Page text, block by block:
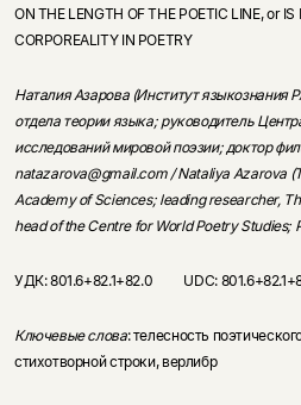
ON THE LENGTH OF THE POETIC LINE, or
CORPOREALITY IN POETRY
Наталия Азарова (Институт языкознания
отдела теории языка; руководитель
исследований мировой поэзии; доктор
natazarova@gmail.com / Nataliya Azarova
Academy of Sciences; leading researcher,
head of the Centre for World Poetry Studies;
УДК: 801.6+82.1+82.0 UDC:
Ключевые слова: телесность
стихотворной строки, верлибр